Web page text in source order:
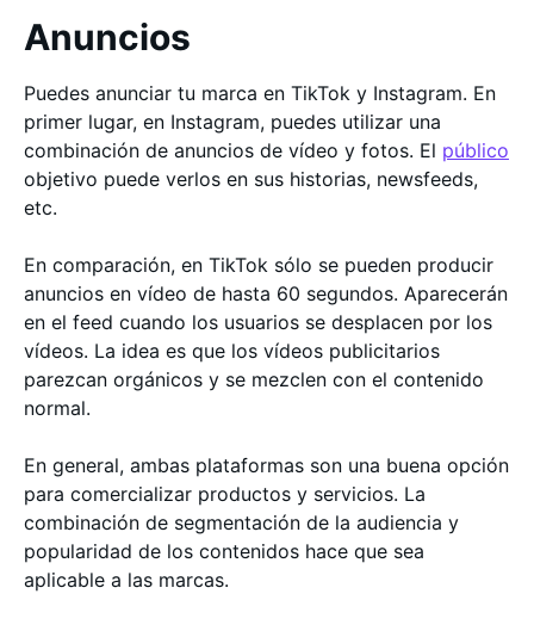
Anuncios
Puedes anunciar tu marca en TikTok y Instagram. En
primer lugar, en Instagram, puedes utilizar una
combinación de anuncios de vídeo y fotos. El público
objetivo puede verlos en sus historias, newsfeeds,
etc.
En comparación, en TikTok sólo se pueden producir
anuncios en vídeo de hasta 60 segundos. Aparecerán
en el feed cuando los usuarios se desplacen por los
vídeos. La idea es que los vídeos publicitarios
parezcan orgánicos y se mezclen con el contenido
normal.
En general, ambas plataformas son una buena opción
para comercializar productos y servicios. La
combinación de segmentación de la audiencia y
popularidad de los contenidos hace que sea
aplicable a las marcas.